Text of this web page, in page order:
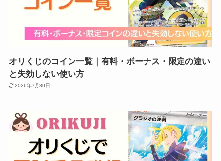
オリくじのコイン一覧｜有料・ボーナス・限定の違い
と失効しない使い方
2026年7月30日